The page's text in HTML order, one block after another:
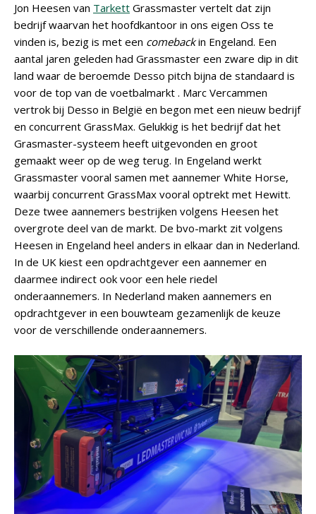
Jon Heesen van Tarkett Grassmaster vertelt dat zijn
bedrijf waarvan het hoofdkantoor in ons eigen Oss te
vinden is, bezig is met een comebackin Engeland. Een
aantal jaren geleden had Grassmaster een zware dip in dit
land waar de beroemde Desso pitch bijna de standaard is
voor de top van de voetbalmarkt . Marc Vercammen
vertrok bij Desso in België en begon met een nieuw bedrijf
en concurrent GrassMax. Gelukkig is het bedrijf dat het
Grasmaster-systeem heeft uitgevonden en groot
gemaakt weer op de weg terug. In Engeland werkt
Grassmaster vooral samen met aannemer White Horse,
waarbij concurrent GrassMax vooral optrekt met Hewitt.
Deze twee aannemers bestrijken volgens Heesen het
overgrote deel van de markt. De bvo-markt zit volgens
Heesen in Engeland heel anders in elkaar dan in Nederland.
In de UK kiest een opdrachtgever een aannemer en
daarmee indirect ook voor een hele riedel
onderaannemers. In Nederland maken aannemers en
opdrachtgever in een bouwteam gezamenlijk de keuze
voor de verschillende onderaannemers.